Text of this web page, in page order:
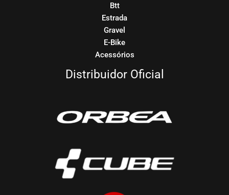
Btt
Estrada
Gravel
E-Bike
Acessórios
Distribuidor Oficial